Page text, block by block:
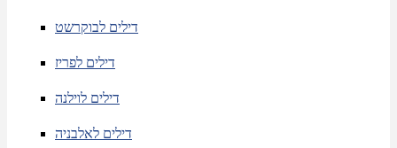
דילים לבוקרשט
דילים לפריז
דילים לוילנה
דילים לאלבניה